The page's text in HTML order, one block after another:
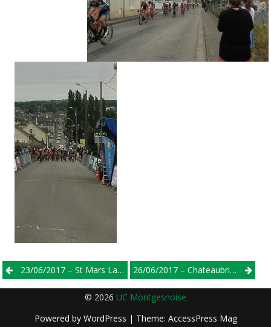
Post
navigation
23/06/2017 – St Mars La Briére – 2/3/j 26/06/2017 – Chateaubriant( 44) – Championnat Régional Minimes
© 2026 UC Montgesnoise
Powered by WordPress | Theme: AccessPress Mag